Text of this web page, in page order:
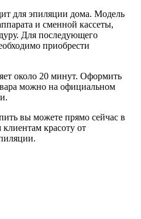
для эпиляции дома. Модель
и сменной кассеты,
Для последующего
приобрести
около 20 минут. Оформить
можно на официальном
вы можете прямо сейчас в
красоту от